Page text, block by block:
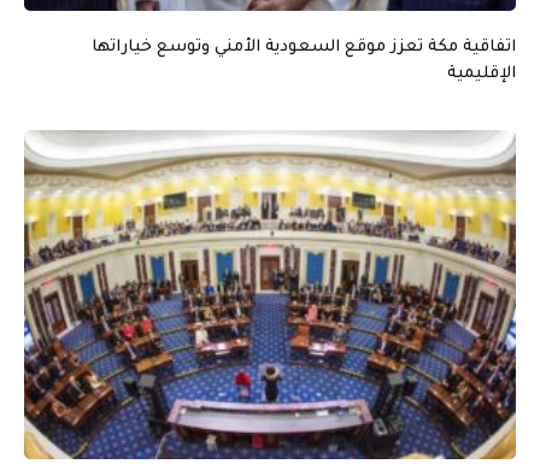
اتفاقية مكة تعزز موقع السعودية الأمني وتوسع خياراتها
الإقليمية